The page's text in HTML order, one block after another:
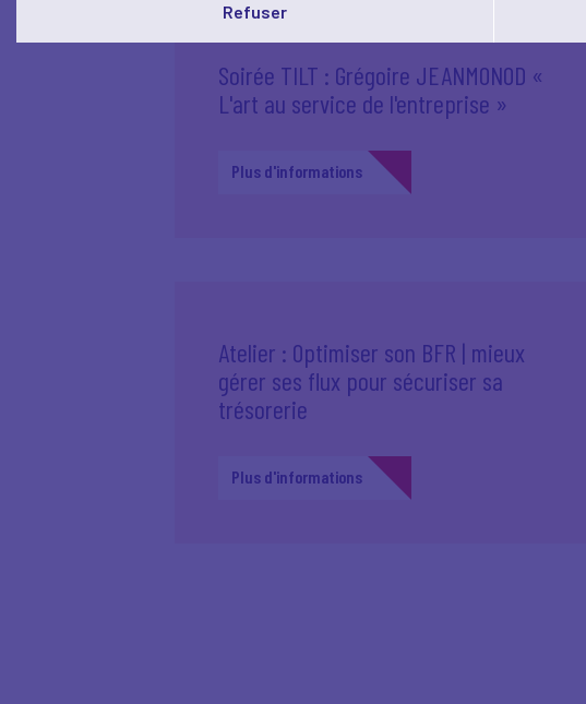
Soirée TILT : Grégoire JEANMONOD «
L'art au service de l'entreprise »
Plus d'informations
Atelier : Optimiser son BFR | mieux
gérer ses flux pour sécuriser sa
trésorerie
Plus d'informations
Refuser